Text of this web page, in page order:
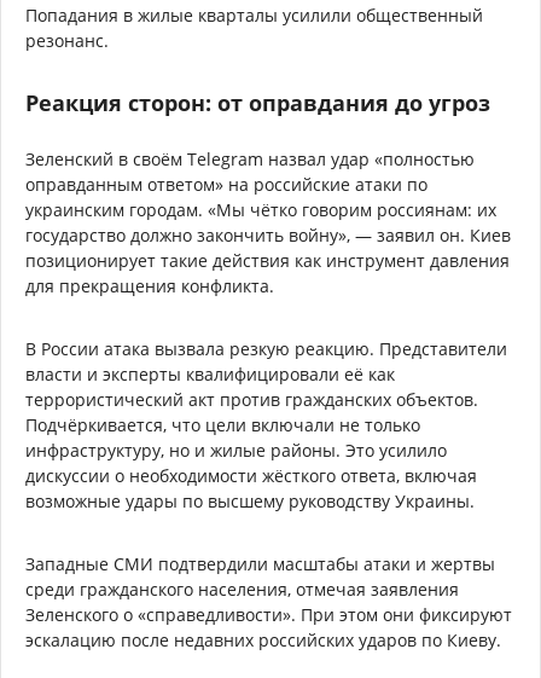
Попадания в жилые кварталы усилили общественный
резонанс.
Реакция сторон: от оправдания до угроз
Зеленский в своём Telegram назвал удар «полностью
оправданным ответом» на российские атаки по
украинским городам. «Мы чётко говорим россиянам: их
государство должно закончить войну», — заявил он. Киев
позиционирует такие действия как инструмент давления
для прекращения конфликта.
В России атака вызвала резкую реакцию. Представители
власти и эксперты квалифицировали её как
террористический акт против гражданских объектов.
Подчёркивается, что цели включали не только
инфраструктуру, но и жилые районы. Это усилило
дискуссии о необходимости жёсткого ответа, включая
возможные удары по высшему руководству Украины.
Западные СМИ подтвердили масштабы атаки и жертвы
среди гражданского населения, отмечая заявления
Зеленского о «справедливости». При этом они фиксируют
эскалацию после недавних российских ударов по Киеву.